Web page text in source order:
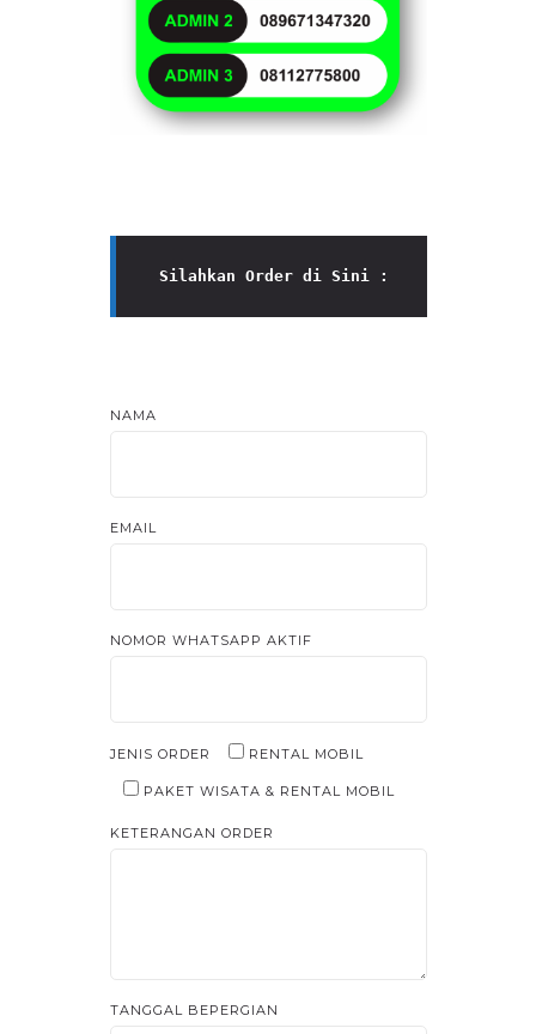
Silahkan Order di Sini :
NAMA
EMAIL
NOMOR WHATSAPP AKTIF
JENIS ORDER RENTAL MOBIL
PAKET WISATA & RENTAL MOBIL
KETERANGAN ORDER
TANGGAL BEPERGIAN